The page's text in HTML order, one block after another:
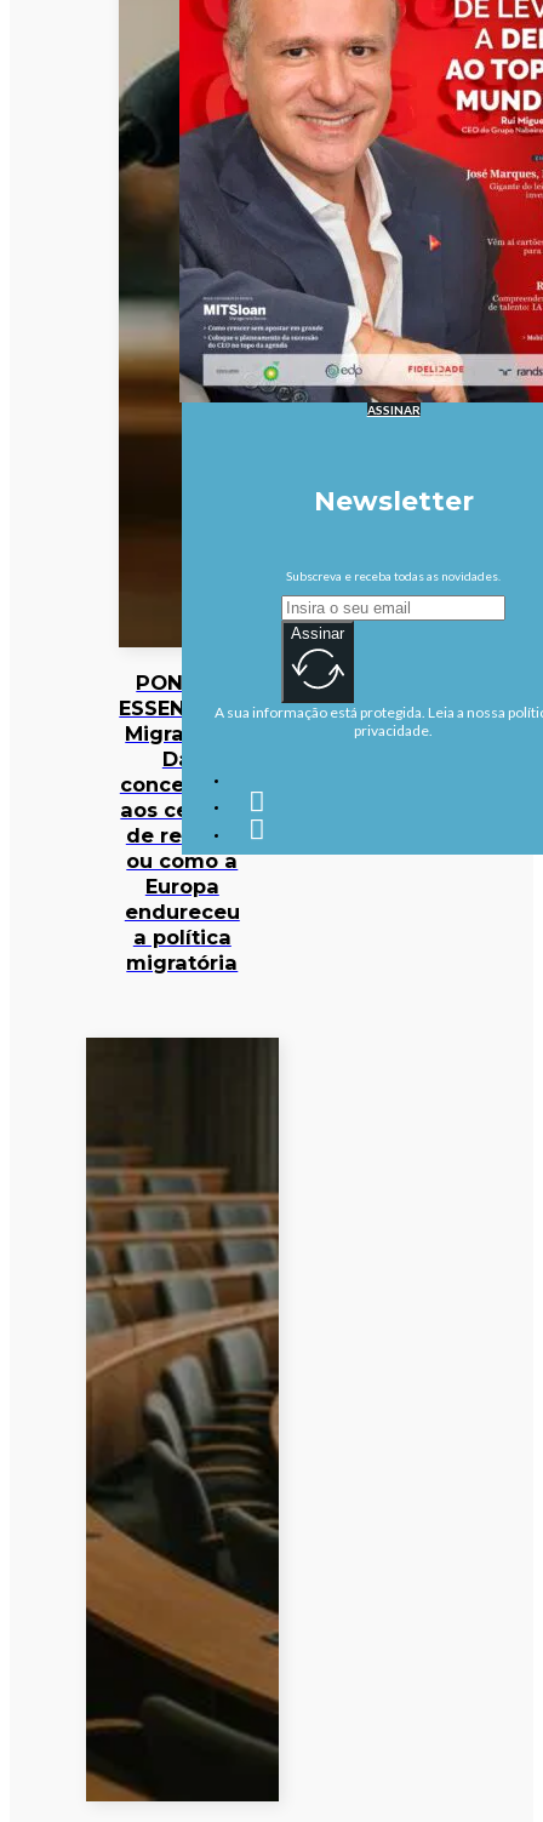
PONTOS
ESSENCIAIS:
Migrações:
Das
concertinas
aos centros
de retorno
ou como a
Europa
endureceu
a política
migratória
ASSINAR
Newsletter
Subscreva e receba todas as novidades.
Assinar
A sua informação está protegida. Leia a nossa
privacidade.